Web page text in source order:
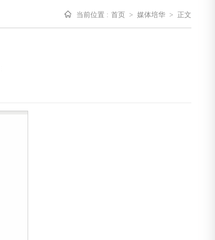
当前位置 : 首页 > 媒体培华 > 正文